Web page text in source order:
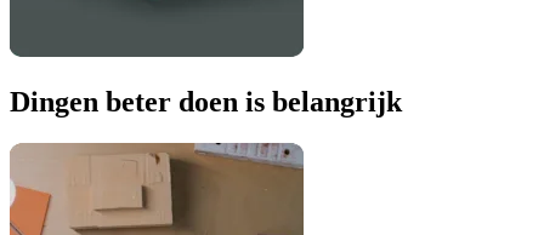
Dingen beter doen is belangrijk